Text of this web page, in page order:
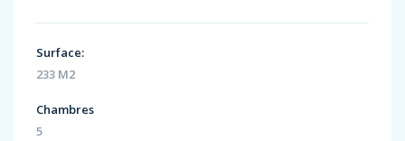
Surface:
233 M2
Chambres
5